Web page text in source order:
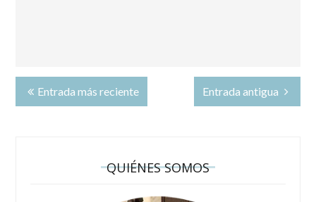
Entrada más reciente Entrada antigua
QUIÉNES SOMOS